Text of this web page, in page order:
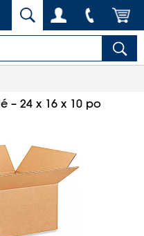
– 24 x 16 x 10 po